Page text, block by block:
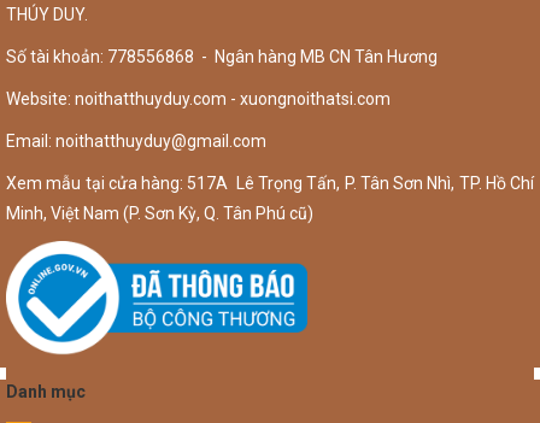
THÚY DUY.
Số tài khoản: 778556868 - Ngân hàng MB CN Tân Hương
Website: noithatthuyduy.com - xuongnoithatsi.com
Email: noithatthuyduy@gmail.com
Xem mẫu tại cửa hàng: 517A Lê Trọng Tấn, P. Tân Sơn Nhì, TP. Hồ Chí
Minh, Việt Nam (P. Sơn Kỳ, Q. Tân Phú cũ)
Danh mục